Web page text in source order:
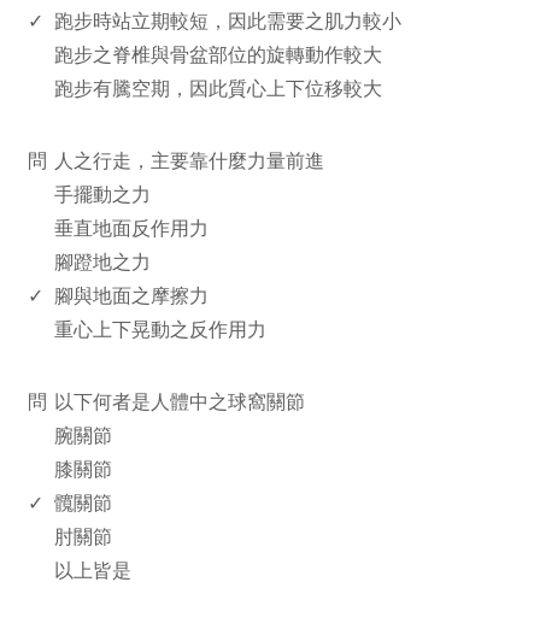
✓
跑步時站立期較短，因此需要之肌力較小
跑步之脊椎與骨盆部位的旋轉動作較大
跑步有騰空期，因此質心上下位移較大
問 人之行走，主要靠什麼力量前進
手擺動之力
垂直地面反作用力
腳蹬地之力
✓
腳與地面之摩擦力
重心上下晃動之反作用力
問 以下何者是人體中之球窩關節
腕關節
膝關節
✓ 髖關節
肘關節
以上皆是